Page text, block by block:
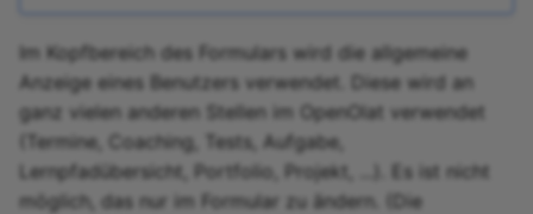
Im Kopfbereich des Formulars wird die allgemeine
Anzeige eines Benutzers verwendet. Diese wird an
ganz vielen anderen Stellen im OpenOlat verwendet
(Termine, Coaching, Tests, Aufgabe,
Lernpfadübersicht, Portfolio, Projekt, ...). Es ist nicht
möglich, das nur im Formular zu ändern. (Die